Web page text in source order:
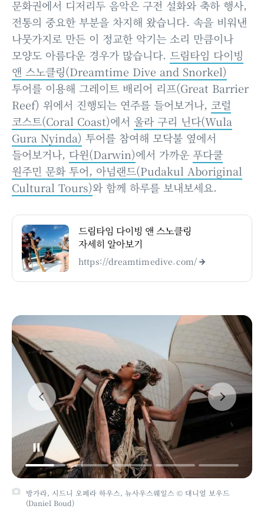
문화권에서 디저리두 음악은 구전 설화와 축하 행사,
전통의 중요한 부분을 차지해 왔습니다. 속을 비워낸
나뭇가지로 만든 이 정교한 악기는 소리 만큼이나
모양도 아름다운 경우가 많습니다. 드림타임 다이빙
앤 스노클링(Dreamtime Dive and Snorkel)
투어를 이용해 그레이트 배리어 리프(Great Barrier
Reef) 위에서 진행되는 연주를 들어보거나, 코럴
코스트(Coral Coast)에서 울라 구리 닌다(Wula
Gura Nyinda) 투어를 참여해 모닥불 옆에서
들어보거나, 다윈(Darwin)에서 가까운 푸다쿨
원주민 문화 투어, 아넘랜드(Pudakul Aboriginal
Cultural Tours)와 함께 하루를 보내보세요.
드림타임 다이빙 앤 스노클링
자세히 알아보기
https://dreamtimedive.com/
방가라, 시드니 오페라 하우스, 뉴사우스웨일스 © 대니얼 보우드
(Daniel Boud)